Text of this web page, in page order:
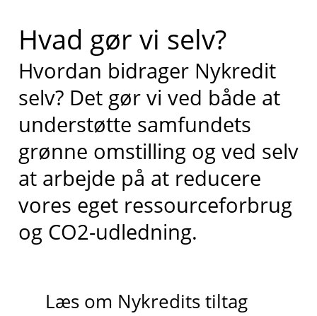
Hvad gør vi selv?
Hvordan bidrager Nykredit
selv? Det gør vi ved både at
understøtte samfundets
grønne omstilling og ved selv
at arbejde på at reducere
vores eget ressourceforbrug
og CO2-udledning.
Læs om Nykredits tiltag